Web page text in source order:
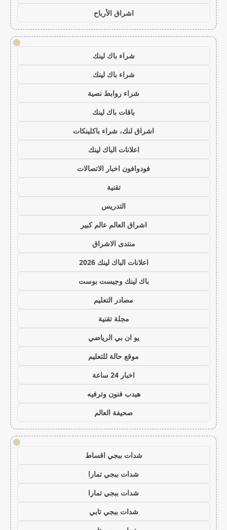
اشراق الأرباح
!
شراء باك لينك
شراء باك لينك
شراء روابط نصية
باقات باك لينك
اشراق لنك، شراء باكلينكات
اعلانات الباك لينك
فودوافون اخبار الاتصالات
تقنية
التدريس
اشراق العالم عالم كبير
منتدى الاشراق
اعلانات الباك لينك 2026
باك لينك وجيست بوست
مصادر التعليم
مجلة تقنية
يو ان بي الرياضي
موقع حالة للتعليم
اخبار 24 ساعة
هيدب فنون وترفيه
صحيفة العالم
!
شدات ببجي اقساط
شدات ببجي تمارا
شدات ببجي تمارا
شدات ببجي تابي